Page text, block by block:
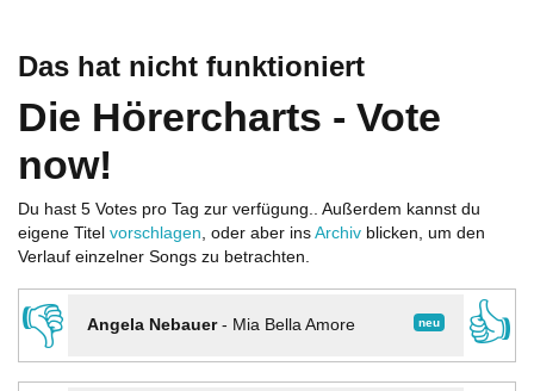
Das hat nicht funktioniert
Die Hörercharts - Vote
now!
Du hast 5 Votes pro Tag zur verfügung.. Außerdem kannst du
eigene Titel vorschlagen, oder aber ins Archiv blicken, um den
Verlauf einzelner Songs zu betrachten.
👎 neu
Angela Nebauer- Mia Bella Amore
👍